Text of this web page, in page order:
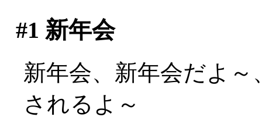
#1 新年会
新年会、新年会だよ
されるよ～